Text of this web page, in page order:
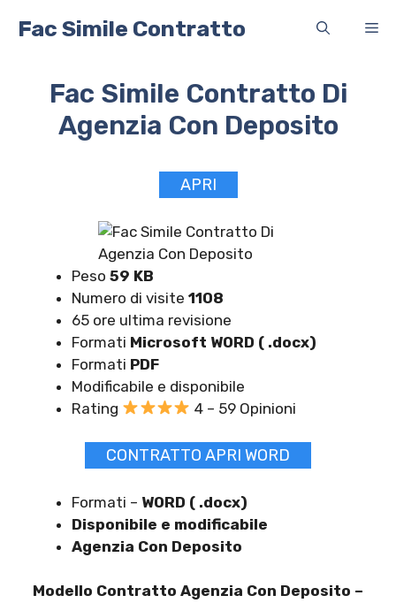
Fac Simile Contratto
Fac Simile Contratto Di
Agenzia Con Deposito
APRI
Peso 59 KB
Numero di visite 1108
65 ore ultima revisione
Formati Microsoft WORD ( .docx)
Formati PDF
Modificabile e disponibile
Rating
4 – 59 Opinioni
CONTRATTO APRI WORD
Formati – WORD ( .docx)
Disponibile e modificabile
Agenzia Con Deposito
Modello Contratto Agenzia Con Deposito –